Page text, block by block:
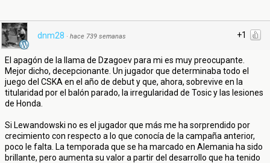
+1
dnm28 · hace 739 semanas
El apagón de la llama de Dzagoev para mi es muy preocupante.
Mejor dicho, decepcionante. Un jugador que determinaba todo el
juego del CSKA en el año de debut y que, ahora, sobrevive en la
titularidad por el balón parado, la irregularidad de Tosic y las lesiones
de Honda.
Si Lewandowski no es el jugador que más me ha sorprendido por
crecimiento con respecto a lo que conocía de la campaña anterior,
poco le falta. La temporada que se ha marcado en Alemania ha sido
brillante, pero aumenta su valor a partir del desarrollo que ha tenido